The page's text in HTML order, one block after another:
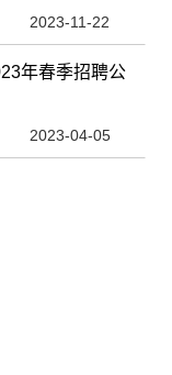
2023-11-22
年春季招聘公
2023-04-05